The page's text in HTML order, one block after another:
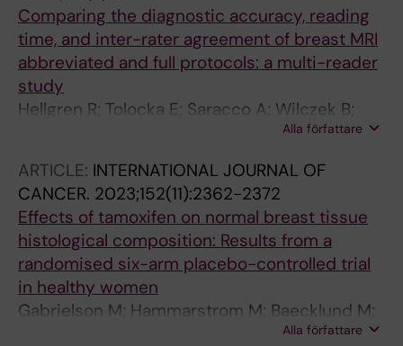
Comparing the diagnostic accuracy, reading
time, and inter-rater agreement of breast MRI
abbreviated and full protocols: a multi-reader
study
Hellgren R; Tolocka E; Saracco A; Wilczek B;
Alla författare
ARTICLE: INTERNATIONAL JOURNAL OF
CANCER. 2023;152(11):2362-2372
Effects of tamoxifen on normal breast tissue
histological composition: Results from a
randomised six-arm placebo-controlled trial
in healthy women
Gabrielson M; Hammarstrom M; Baecklund M;
Bergqvist J; Lang K; Rosendahl AH; Borgquist
Alla författare